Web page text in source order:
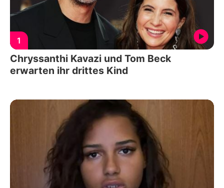
1
Chryssanthi Kavazi und Tom Beck
erwarten ihr drittes Kind